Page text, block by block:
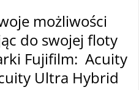
możliwości
do swojej floty
Fujifilm: Acuity
Ultra Hybrid